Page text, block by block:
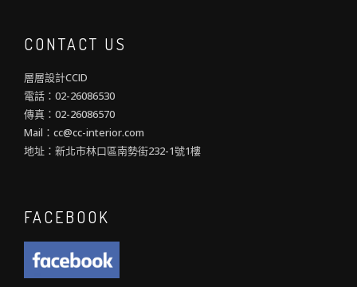
CONTACT US
層層設計CCID
電話：02-26086530
傳真：02-26086570
Mail：cc@cc-interior.com
地址：新北市林口區南勢街232-1號1樓
FACEBOOK